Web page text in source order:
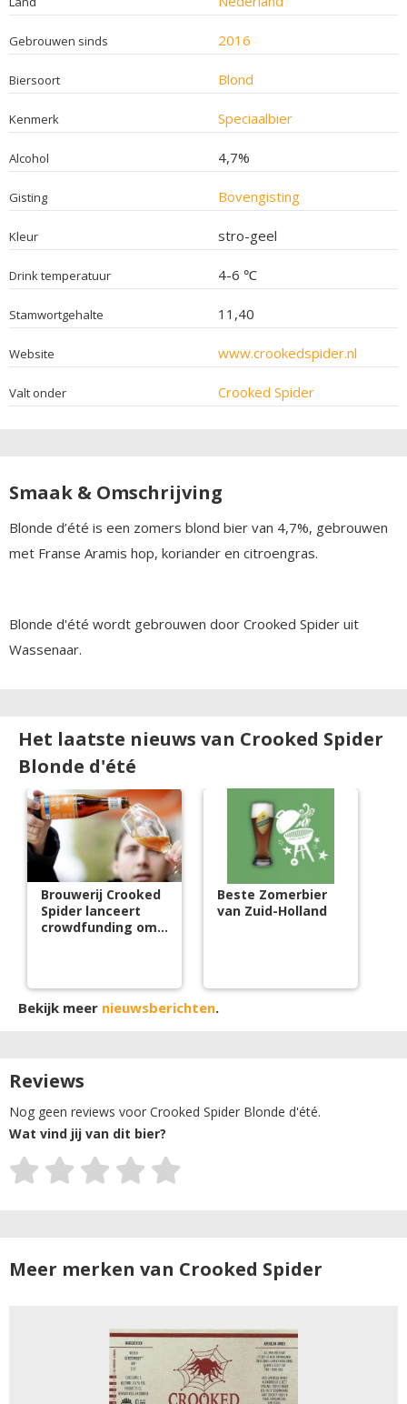
Gebrouwen sinds 2016
Biersoort Blond
Kenmerk Speciaalbier
Alcohol 4,7%
Gisting Bovengisting
Kleur stro-geel
Drink temperatuur 4-6 ℃
Stamwortgehalte 11,40
Website www.crookedspider.nl
Valt onder Crooked Spider
Smaak & Omschrijving
Blonde d’été is een zomers blond bier van 4,7%, gebrouwen
met Franse Aramis hop, koriander en citroengras.
Blonde d'été wordt gebrouwen door Crooked Spider uit
Wassenaar.
Het laatste nieuws van Crooked Spider
Blonde d'été
Brouwerij Crooked
Spider lanceert
crowdfunding om
Beste Zomerbier
van Zuid-Holland
Bekijk meer nieuwsberichten.
Reviews
Nog geen reviews voor Crooked Spider Blonde d'été.
Wat vind jij van dit bier?
Meer merken van Crooked Spider